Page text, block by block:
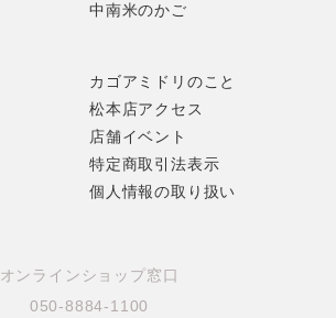
中南米のかご
カゴアミドリのこと
松本店アクセス
店舗イベント
特定商取引法表示
個人情報の取り扱い
オンラインショップ窓口
050-8884-1100